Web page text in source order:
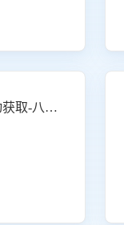
抖音小店商品评价信息自动获取-八爪鱼